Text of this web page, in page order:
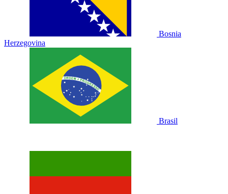
Bosnia
Herzegovina
Brasil